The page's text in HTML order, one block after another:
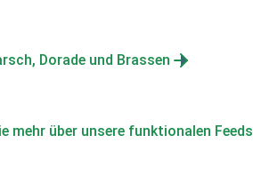
Dorade und Brassen
mehr über unsere funktionalen Feeds